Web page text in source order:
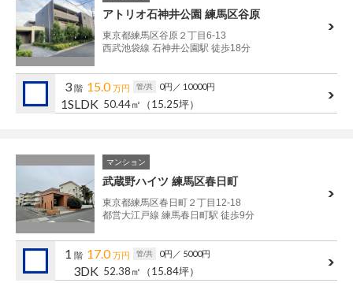
アトリオ石神井公園 練馬区谷原
東京都練馬区谷原２丁目6-13
西武池袋線 石神井公園駅 徒歩18分
3 階 15.0万円 管/共 0円 ／ 10000円
1SLDK 50.44㎡ （15.25坪）
マンション
武蔵野ハイツ 練馬区春日町
東京都練馬区春日町２丁目12-18
都営大江戸線 練馬春日町駅 徒歩9分
1 階 17.0万円 管/共 0円 ／ 5000円
3DK 52.38㎡ （15.84坪）